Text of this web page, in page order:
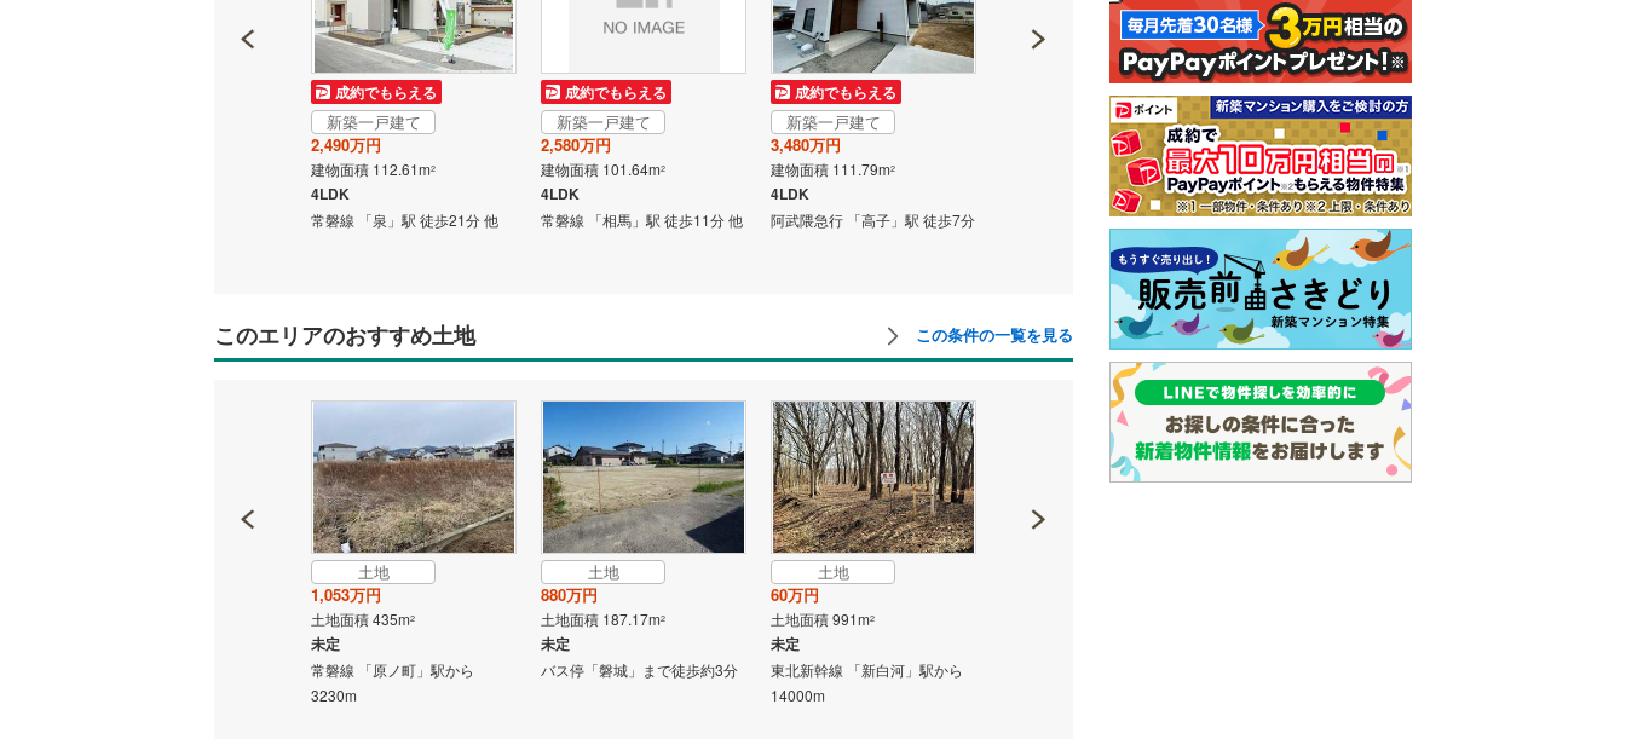
成約でもらえる
新築一戸建て
2,490万円
建物面積 112.61m2
4LDK
常磐線 「泉」駅 徒歩21分 他
成約でもらえる
新築一戸建て
2,580万円
建物面積 101.64m2
4LDK
常磐線 「相馬」駅 徒歩11分 他
成約でもらえる
新築一戸建て
3,480万円
建物面積 111.79m2
4LDK
阿武隈急行 「高子」駅 徒歩7分
成約でもらえる
2
東北本線 「福島」駅 バス36分
大和 バス停下車 徒歩4分 他
成約でもらえる
新築一戸建て
2,580万円
建物面積 97.59m
4LDK
常磐線 「泉」駅 徒歩19分 他
このエリアのおすすめ土地 この条件の一覧を見る
土地
1,053万円
土地面積 435m2
未定
常磐線 「原ノ町」駅から
3230m
土地
880万円
土地面積 187.17m2
未定
バス停「磐城」まで徒歩約3分
土地
60万円
土地面積 991m2
未定
東北新幹線 「新白河」駅から
14000m